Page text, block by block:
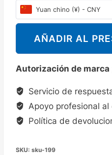
Yuan chino (¥) - CNY
AÑADIR AL
Autorización de marca
Servicio de
Apoyo profesional al
Política de
SKU: sku-199